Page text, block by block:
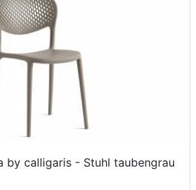
by calligaris - Stuhl taubengrau